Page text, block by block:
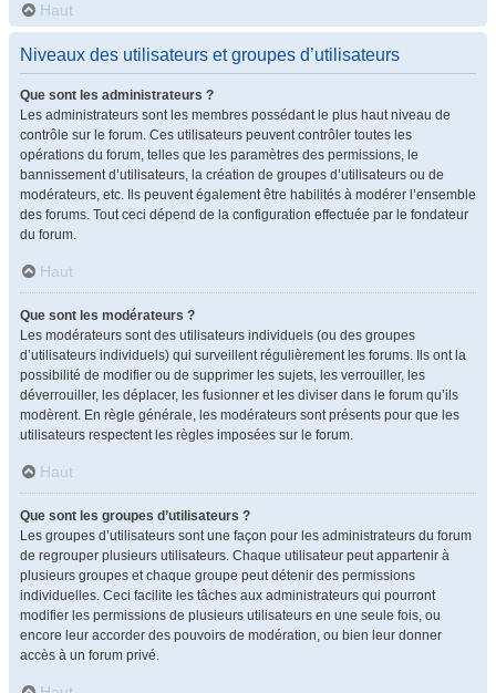
Haut
Niveaux des utilisateurs et groupes d’utilisateurs
Que sont les administrateurs ?
Les administrateurs sont les membres possédant le plus haut niveau de
contrôle sur le forum. Ces utilisateurs peuvent contrôler toutes les
opérations du forum, telles que les paramètres des permissions, le
bannissement d’utilisateurs, la création de groupes d’utilisateurs ou de
modérateurs, etc. Ils peuvent également être habilités à modérer l’ensemble
des forums. Tout ceci dépend de la configuration effectuée par le fondateur
du forum.
Haut
Que sont les modérateurs ?
Les modérateurs sont des utilisateurs individuels (ou des groupes
d’utilisateurs individuels) qui surveillent régulièrement les forums. Ils ont la
possibilité de modifier ou de supprimer les sujets, les verrouiller, les
déverrouiller, les déplacer, les fusionner et les diviser dans le forum qu’ils
modèrent. En règle générale, les modérateurs sont présents pour que les
utilisateurs respectent les règles imposées sur le forum.
Haut
Que sont les groupes d’utilisateurs ?
Les groupes d’utilisateurs sont une façon pour les administrateurs du forum
de regrouper plusieurs utilisateurs. Chaque utilisateur peut appartenir à
plusieurs groupes et chaque groupe peut détenir des permissions
individuelles. Ceci facilite les tâches aux administrateurs qui pourront
modifier les permissions de plusieurs utilisateurs en une seule fois, ou
encore leur accorder des pouvoirs de modération, ou bien leur donner
accès à un forum privé.